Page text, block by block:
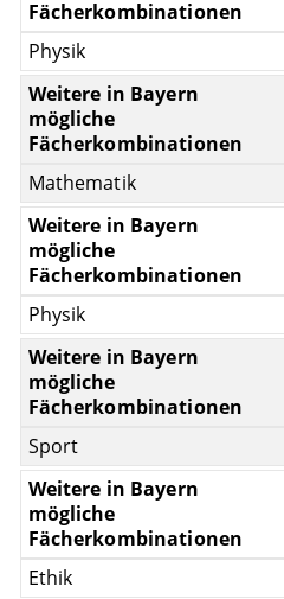
Physik
Mathematik
Physik
Sport
Ethik